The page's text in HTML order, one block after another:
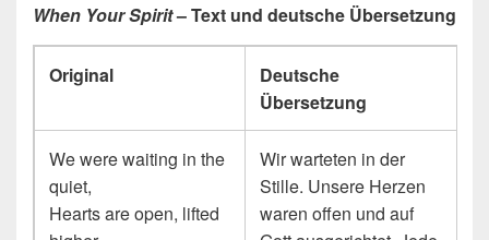
When Your Spirit– Text und deutsche Übersetzung
Original
Deutsche
Übersetzung
We were waiting in the
quiet,
Hearts are open, lifted
Wir warteten in der
Stille. Unsere Herzen
waren offen und auf